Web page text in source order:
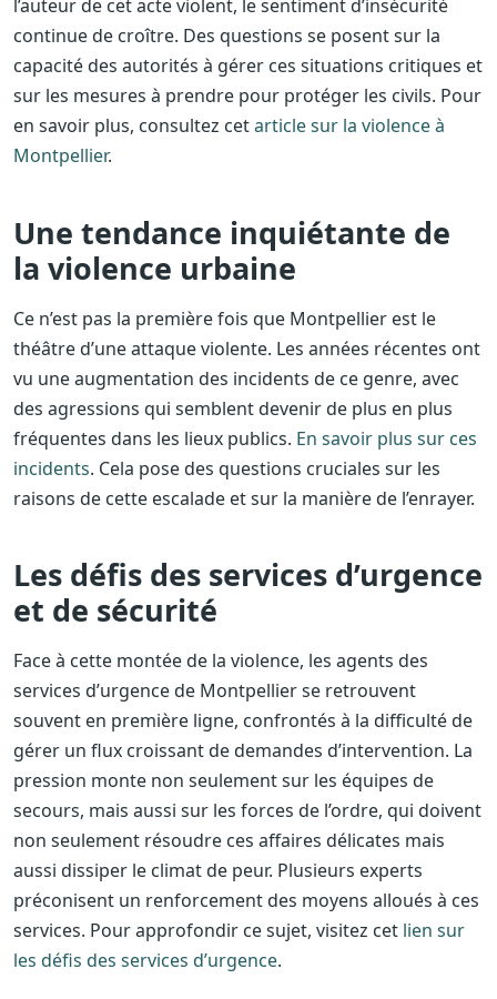
l’auteur de cet acte violent, le sentiment d’insécurité
continue de croître. Des questions se posent sur la
capacité des autorités à gérer ces situations critiques et
sur les mesures à prendre pour protéger les civils. Pour
en savoir plus, consultez cetarticle sur la violence à
Montpellier.
Une tendance inquiétante de
la violence urbaine
Ce n’est pas la première fois que Montpellier est le
théâtre d’une attaque violente. Les années récentes ont
vu une augmentation des incidents de ce genre, avec
des agressions qui semblent devenir de plus en plus
fréquentes dans les lieux publics. En savoir plus sur ces
incidents. Cela pose des questions cruciales sur les
raisons de cette escalade et sur la manière de l’enrayer.
Les défis des services d’urgence
et de sécurité
Face à cette montée de la violence, les agents des
services d’urgence de Montpellier se retrouvent
souvent en première ligne, confrontés à la difficulté de
gérer un flux croissant de demandes d’intervention. La
pression monte non seulement sur les équipes de
secours, mais aussi sur les forces de l’ordre, qui doivent
non seulement résoudre ces affaires délicates mais
aussi dissiper le climat de peur. Plusieurs experts
préconisent un renforcement des moyens alloués à ces
services. Pour approfondir ce sujet, visitez cet lien sur
les défis des services d’urgence.